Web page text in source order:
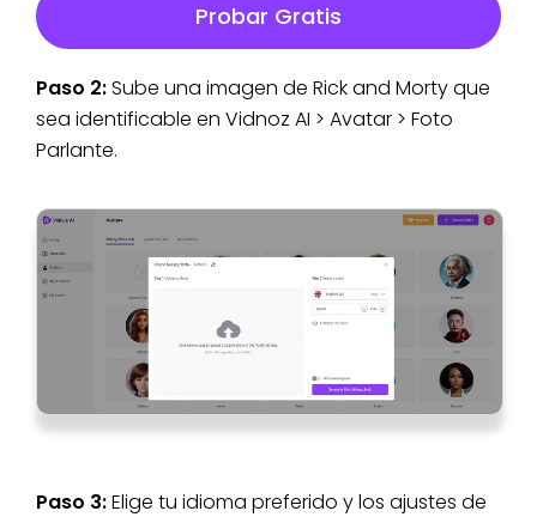
Probar Gratis
Paso 2:Sube una imagen de Rick and Morty que
sea identificable en Vidnoz AI > Avatar > Foto
Parlante.
Paso 3:Elige tu idioma preferido y los ajustes de